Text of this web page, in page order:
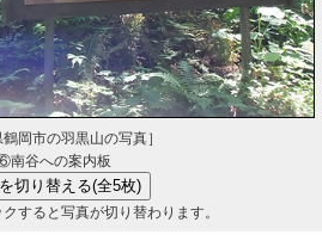
鶴岡市の羽黒山の写真］
南谷への案内板
すると写真が切り替わります。